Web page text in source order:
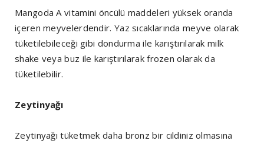
Mangoda A vitamini öncülü maddeleri yüksek oranda
içeren meyvelerdendir. Yaz sıcaklarında meyve olarak
tüketilebileceği gibi dondurma ile karıştırılarak milk
shake veya buz ile karıştırılarak frozen olarak da
tüketilebilir.
Zeytinyağı
Zeytinyağı tüketmek daha bronz bir cildiniz olmasına